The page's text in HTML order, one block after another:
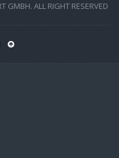
GMBH. ALL RIGHT RESERVED